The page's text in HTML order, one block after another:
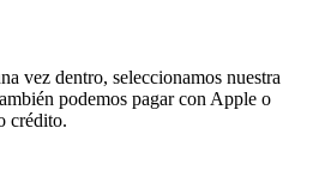
vez dentro, seleccionamos nuestra
podemos pagar con Apple o
crédito.